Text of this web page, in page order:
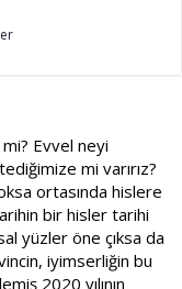
Evvel neyi
mi varırız?
ortasında hislere
bir hisler tarihi
yüzler öne çıksa da
iyimserliğin bu
2020 yılının